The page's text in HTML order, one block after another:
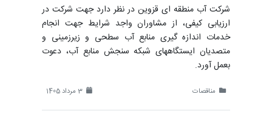
شرکت آب منطقه ای قزوین در نظر دارد جهت شرکت در
ارزیابی کیفی، از مشاوران واجد شرایط جهت انجام
خدمات اندازه گیری منابع آب سطحی و زیرزمینی و
متصدیان ایستگاههای شبکه سنجش منابع آب، دعوت
بعمل آورد.
مناقصات